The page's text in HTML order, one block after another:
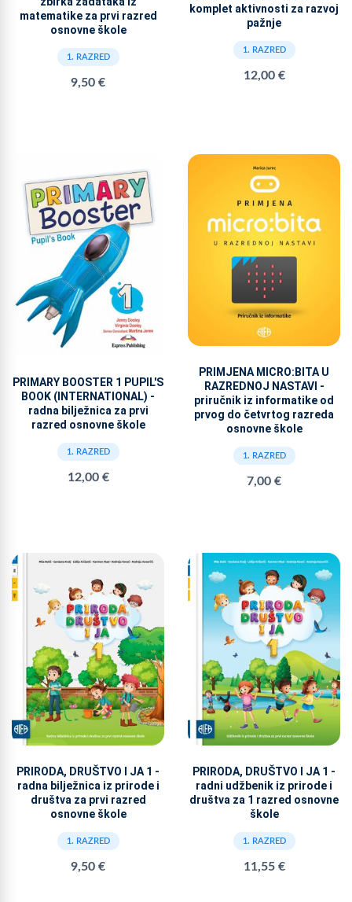
matematike za prvi razred
osnovne škole
1. RAZRED
9,50 €
komplet aktivnosti za razvoj
pažnje
1. RAZRED
12,00 €
PRIMARY BOOSTER 1 PUPIL'S
BOOK (INTERNATIONAL) -
radna bilježnica za prvi
razred osnovne škole
1. RAZRED
12,00 €
PRIMJENA MICRO:BITA U
RAZREDNOJ NASTAVI -
priručnik iz informatike od
prvog do četvrtog razreda
osnovne škole
1. RAZRED
7,00 €
PRIRODA, DRUŠTVO I JA 1 -
radna bilježnica iz prirode i
društva za prvi razred
osnovne škole
1. RAZRED
9,50 €
PRIRODA, DRUŠTVO I JA 1 -
radni udžbenik iz prirode i
društva za 1 razred osnovne
škole
1. RAZRED
11,55 €